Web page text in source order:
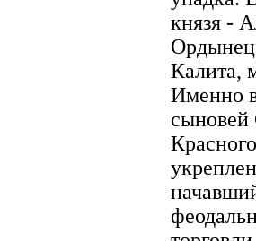
князя -
Калита,
Именно
сыновей